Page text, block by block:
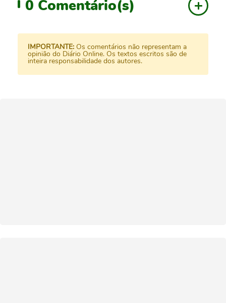
0 Comentário(s)
IMPORTANTE: Os comentários não representam a
opinião do Diário Online. Os textos escritos são de
inteira responsabilidade dos autores.